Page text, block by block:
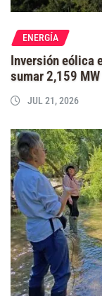
ENERGÍA
Inversión eólica
sumar 2,159
JUL 21, 2026